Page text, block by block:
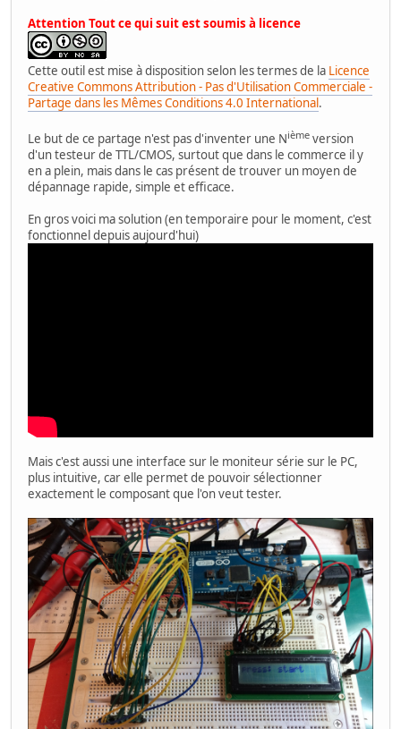
Attention Tout ce qui suit est soumis à licence
Cette outil est mise à disposition selon les termes de la Licence
Creative Commons Attribution - Pas d'Utilisation Commerciale -
Partage dans les Mêmes Conditions 4.0 International.
Le but de ce partage n'est pas d'inventer une Nième version
d'un testeur de TTL/CMOS, surtout que dans le commerce il y
en a plein, mais dans le cas présent de trouver un moyen de
dépannage rapide, simple et efficace.
En gros voici ma solution (en temporaire pour le moment, c'est
fonctionnel depuis aujourd'hui)
Mais c'est aussi une interface sur le moniteur série sur le PC,
plus intuitive, car elle permet de pouvoir sélectionner
exactement le composant que l'on veut tester.